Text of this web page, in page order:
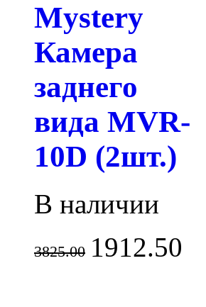
Mystery
Камера
заднего
вида MVR-
10D (2шт.)
В наличии
3825.00 1912.50